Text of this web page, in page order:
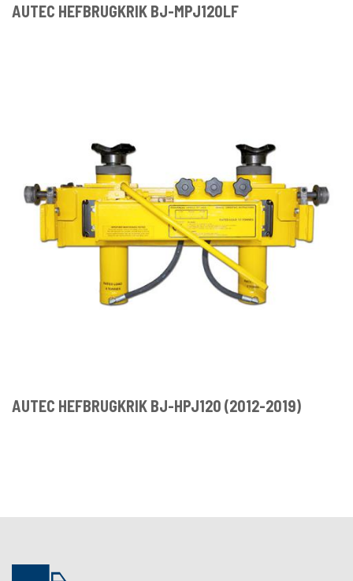
AUTEC HEFBRUGKRIK BJ-MPJ120LF
AUTEC HEFBRUGKRIK BJ-HPJ120 (2012-2019)